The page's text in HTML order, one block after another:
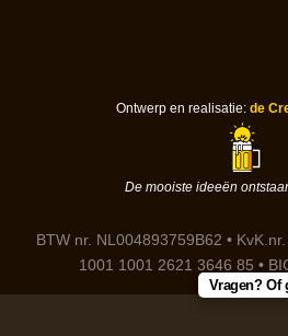
Ontwerp en realisatie: de
De mooiste ideeën
BTW nr. NL004893759B62 •
1001 1001 2621 3646 85 •
Vragen? Of